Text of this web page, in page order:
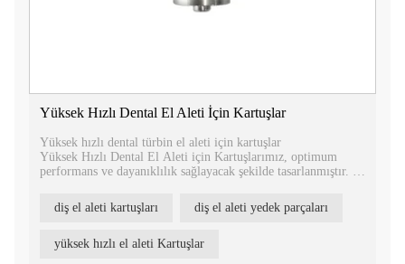
Yüksek Hızlı Dental El Aleti İçin Kartuşlar
Yüksek hızlı dental türbin el aleti için kartuşlar
Yüksek Hızlı Dental El Aleti için Kartuşlarımız, optimum
performans ve dayanıklılık sağlayacak şekilde tasarlanmıştır.
Kartuşlarımız Tealth®, Kavo®, Nsk® ve W&H® dahil olmak
üzere çeşitli yüksek hızlı dental türbin markalarıyla uyumludur.
Farklı tipte kartuşların mevcut olması sayesinde, kendi başlık
diş el aleti kartuşları diş el aleti yedek parçaları
yüksek hızlı el aleti Kartuşlar